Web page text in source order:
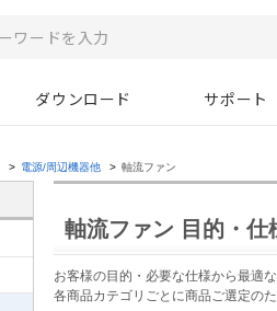
ダウンロード サポート
> 電源/周辺機器他 > 軸流ファン
軸流ファン 目的・仕
お客様の目的・必要な仕様から最適
各商品カテゴリごとに商品ご選定の